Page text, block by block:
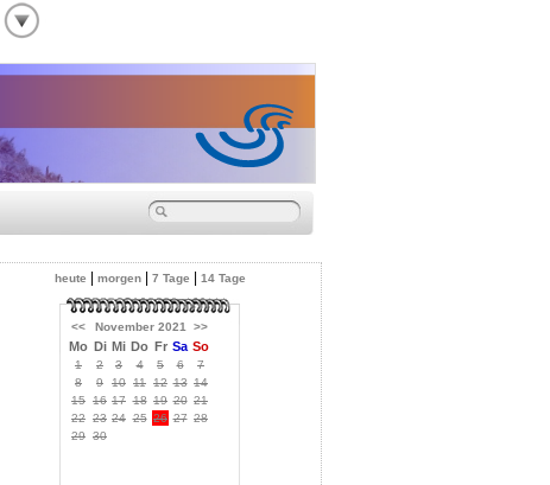
heute morgen| 7 Tage 14 Tage
<< November 2021 >>
Mo Di Mi Do Fr Sa So
1 2 3 4 5 6
7
8
9 10 11 12 13 14
15 16 17 18 19 20 21
22 23 24 25 26 27 28
29 30